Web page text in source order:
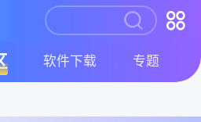
软件下载 专题